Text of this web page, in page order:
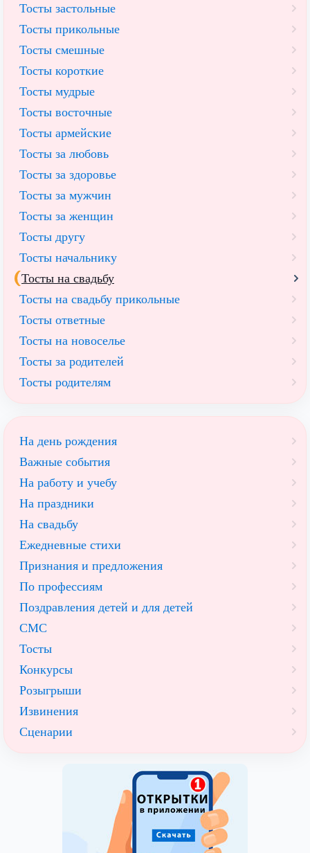
Тосты застольные
Тосты прикольные
Тосты смешные
Тосты короткие
Тосты мудрые
Тосты восточные
Тосты армейские
Тосты за любовь
Тосты за здоровье
Тосты за мужчин
Тосты за женщин
Тосты другу
Тосты начальнику
Тосты на свадьбу
Тосты на свадьбу прикольные
Тосты ответные
Тосты на новоселье
Тосты за родителей
Тосты родителям
На день рождения
Важные события
На работу и учебу
На праздники
На свадьбу
Ежедневные стихи
Признания и предложения
По профессиям
Поздравления детей и для детей
СМС
Тосты
Конкурсы
Розыгрыши
Извинения
Сценарии